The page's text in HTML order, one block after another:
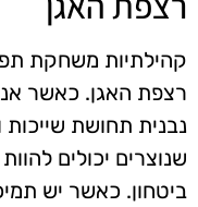
קהילתיות משחקת
רצפת האגן. כאשר
נבנית תחושת
שנוצרים יכולים
ביטחון. כאשר יש